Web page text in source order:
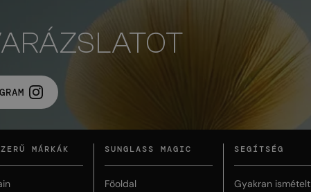
MÁRKÁK SUNGLASS MAGIC
Főoldal
SEGÍTSÉG
Gyakran ismételt